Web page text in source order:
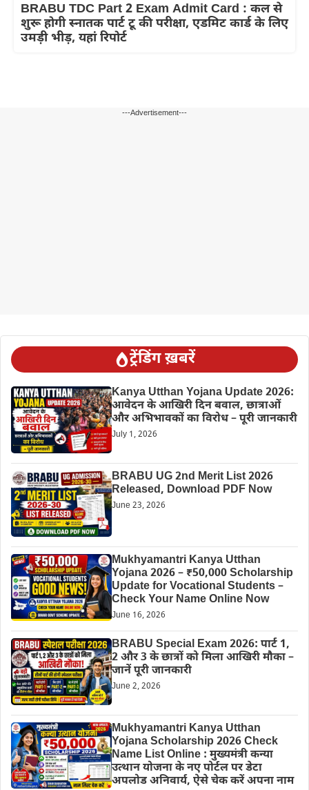
BRABU TDC Part 2 Exam Admit Card : कल से
शुरू होगी स्नातक पार्ट टू की परीक्षा, एडमिट कार्ड के लिए
उमड़ी भीड़, यहां रिपोर्ट
---Advertisement---
ट्रेंडिंग ख़बरें
Kanya Utthan Yojana Update 2026:
आवेदन के आखिरी दिन बवाल, छात्राओं
और अभिभावकों का विरोध – पूरी जानकारी
July 1, 2026
BRABU UG 2nd Merit List 2026
Released, Download PDF Now
June 23, 2026
Mukhyamantri Kanya Utthan
Yojana 2026 – ₹50,000 Scholarship
Update for Vocational Students –
Check Your Name Online Now
June 16, 2026
BRABU Special Exam 2026: पार्ट 1,
2 और 3 के छात्रों को मिला आखिरी मौका –
जानें पूरी जानकारी
June 2, 2026
Mukhyamantri Kanya Utthan
Yojana Scholarship 2026 Check
Name List Online : मुख्यमंत्री कन्या
उत्थान योजना के नए पोर्टल पर डेटा
अपलोड अनिवार्य, ऐसे चेक करें अपना नाम